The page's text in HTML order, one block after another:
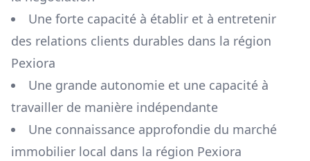
Une forte capacité à établir et à entretenir
des relations clients durables dans la région
Pexiora
Une grande autonomie et une capacité à
travailler de manière indépendante
Une connaissance approfondie du marché
immobilier local dans la région Pexiora